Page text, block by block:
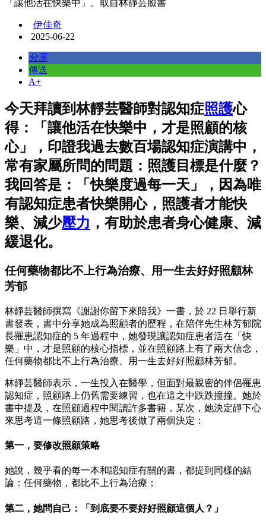
「讓他活在快樂中」。取自林靜芸臉書
伊佳奇
2025-06-22
分享
傳送
A+
今天拜讀到林靜芸醫師對認知症照護心
得：「讓他活在快樂中，才是照顧的核
心」，印證我過去數百場認知症演講中，
常有家屬所問的問題：照護目標是什麼？
我回答是：「快樂度過每一天」，因為唯
有認知症患者快樂開心，照護者才能快
樂、減少壓力 ，有助於患者身心健康、減
緩退化。
任何藥物都比不上行為治療、用一生去好好照顧林
芳郁
林靜芸醫師撰寫《謝謝你留下來陪我》一書，於 22 日舉行新
書發表，書中分享她成為照顧者的歷程，在陪伴先生林芳郁院
長罹患認知症的 5 年過程中，她發現讓認知症患者活在「快
樂」中，才是照顧的核心指標，並在照顧路上有了兩大信念，
任何藥物都比不上行為治療、用一生去好好照顧林芳郁。
林靜芸醫師表示，一生投入在醫學，但面對最親密的伴侶罹患
認知症，照顧路上仍舊需要練習，也在這之中跌跌撞撞。她於
書中提及，在照顧過程中閱讀許多書籍，某次，她決定靜下心
來思考這一條照顧路，她思考後做了兩個決定：
第一，要修改照顧策略
她說，幾乎看的每一本和認知症有關的書，都提到同樣的結
論：任何藥物，都比不上行為治療；
第二，她問自己：「到底要不要好好照顧這個人？」